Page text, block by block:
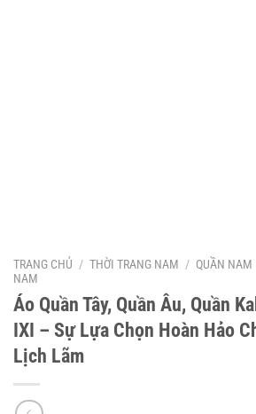
TRANG CHỦ / THỜI TRANG NAM / QUẦN NAM
NAM
Áo Quần Tây, Quần Âu, Quần
IXI – Sự Lựa Chọn Hoàn Hảo
Lịch Lãm